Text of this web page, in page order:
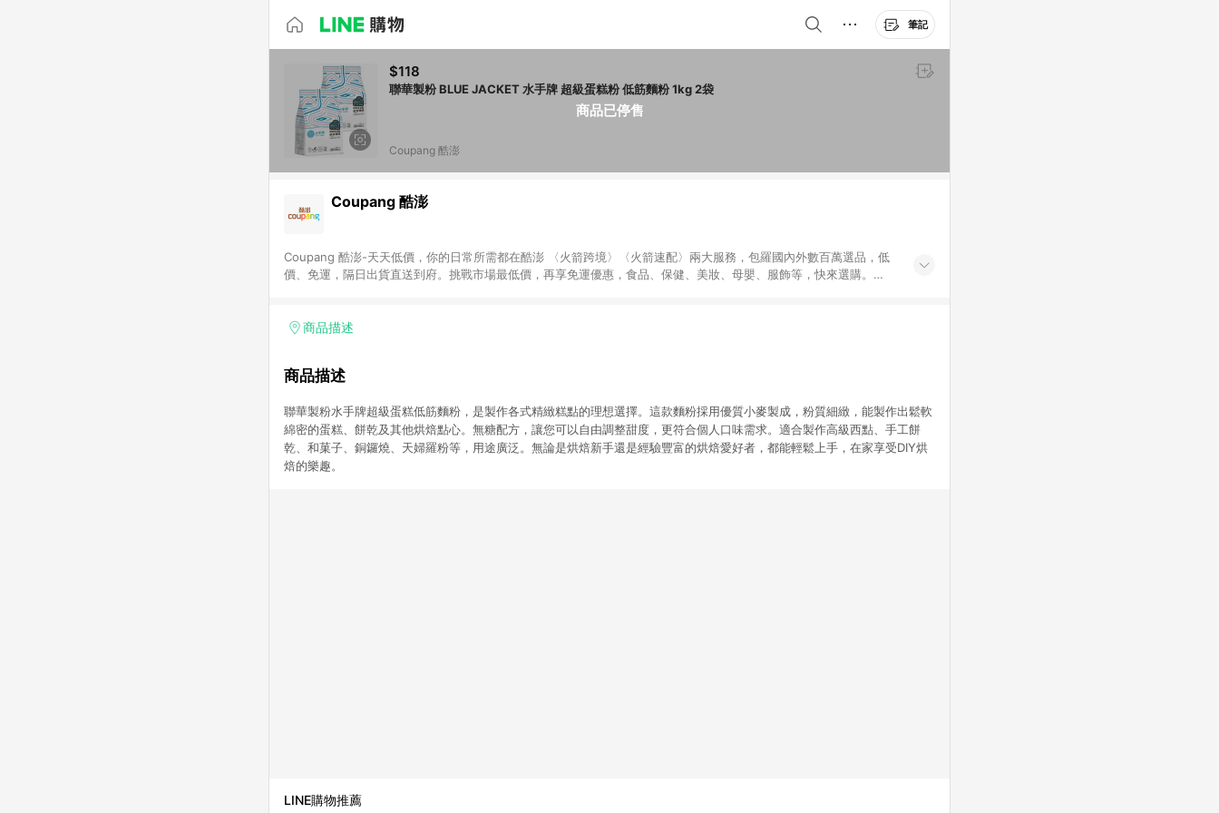
筆記
商品已停售
$118
聯華製粉 BLUE JACKET 水手牌 超級蛋糕粉 低筋麵粉 1kg 2袋
Coupang 酷澎
Coupang 酷澎
Coupang 酷澎-天天低價，你的日常所需都在酷澎 〈火箭跨境〉〈火箭速配〉兩大服務，包羅國內外數百萬選品，低
價、免運，隔日出貨直送到府。挑戰市場最低價，再享免運優惠，食品、保健、美妝、母嬰、服飾等，快來選購。
商品描述
商品描述
聯華製粉水手牌超級蛋糕低筋麵粉，是製作各式精緻糕點的理想選擇。這款麵粉採用優質小麥製成，粉質細緻，能製作出鬆軟
綿密的蛋糕、餅乾及其他烘焙點心。無糖配方，讓您可以自由調整甜度，更符合個人口味需求。適合製作高級西點、手工餅
乾、和菓子、銅鑼燒、天婦羅粉等，用途廣泛。無論是烘焙新手還是經驗豐富的烘焙愛好者，都能輕鬆上手，在家享受DIY烘
焙的樂趣。
LINE購物推薦